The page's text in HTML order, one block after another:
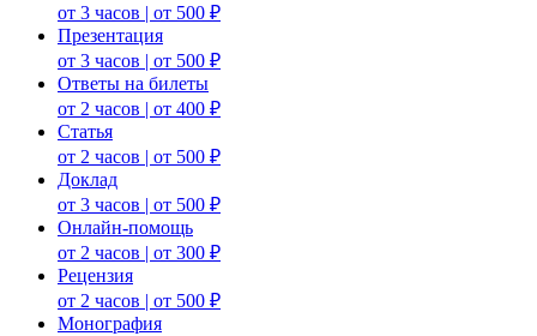
от 3 часов | от 500 ₽
Презентация
от 3 часов | от 500 ₽
Ответы на билеты
от 2 часов | от 400 ₽
Статья
от 2 часов | от 500 ₽
Доклад
от 3 часов | от 500 ₽
Онлайн-помощь
от 2 часов | от 300 ₽
Рецензия
от 2 часов | от 500 ₽
Монография